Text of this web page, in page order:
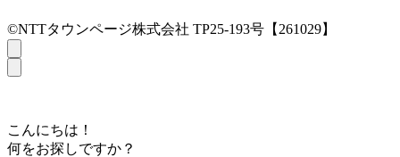
©NTTタウンページ株式会社 TP25-193号【261029】
こんにちは！
何をお探しですか？